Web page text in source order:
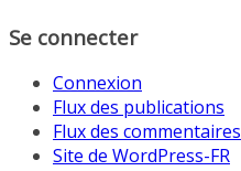
Se connecter
Connexion
Flux des publications
Flux des commentaires
Site de WordPress-FR